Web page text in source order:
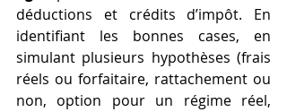
déductions et crédits d’impôt. En
identifiant les bonnes cases, en
simulant plusieurs hypothèses (frais
réels ou forfaitaire, rattachement ou
non, option pour un régime réel,